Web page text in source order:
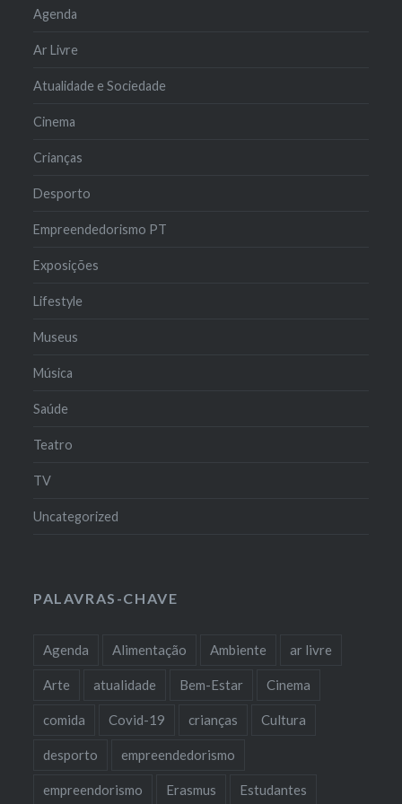
Agenda
Ar Livre
Atualidade e Sociedade
Cinema
Crianças
Desporto
Empreendedorismo PT
Exposições
Lifestyle
Museus
Música
Saúde
Teatro
TV
Uncategorized
PALAVRAS-CHAVE
Agenda Alimentação Ambiente ar livre
Arte atualidade Bem-Estar Cinema
comida Covid-19 crianças Cultura
desporto empreendedorismo
empreendorismo Erasmus Estudantes